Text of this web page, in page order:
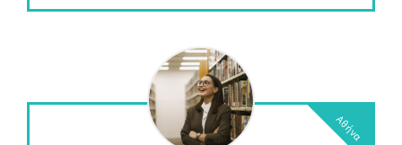
ιδιωτικές εκδηλώσεις), 3. σεμινάρια/ workshops
προγράμματα διατροφής.
Αθήνα